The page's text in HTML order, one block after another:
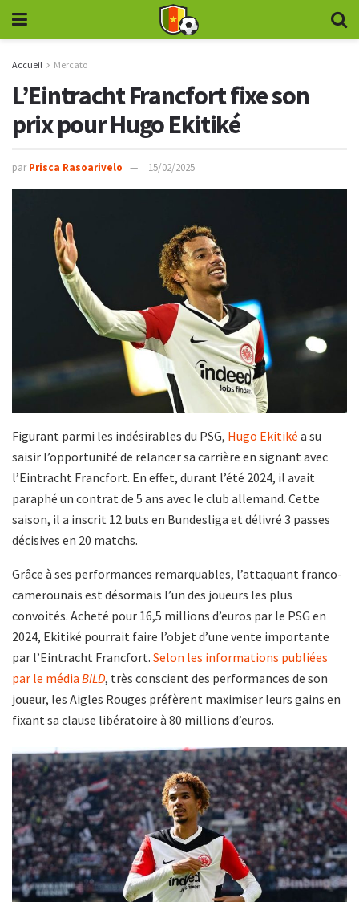
Accueil Mercato
L’Eintracht Francfort fixe son
prix pour Hugo Ekitiké
par Prisca Rasoarivelo 15/02/2025
Figurant parmi les indésirables du PSG, Hugo Ekitiké a su
saisir l’opportunité de relancer sa carrière en signant avec
l’Eintracht Francfort. En effet, durant l’été 2024, il avait
paraphé un contrat de 5 ans avec le club allemand. Cette
saison, il a inscrit 12 buts en Bundesliga et délivré 3 passes
décisives en 20 matchs.
Grâce à ses performances remarquables, l’attaquant franco-
camerounais est désormais l’un des joueurs les plus
convoités. Acheté pour 16,5 millions d’euros par le PSG en
2024, Ekitiké pourrait faire l’objet d’une vente importante
par l’Eintracht Francfort. Selon les informations publiées
par le média BILD, très conscient des performances de son
joueur, les Aigles Rouges préfèrent maximiser leurs gains en
fixant sa clause libératoire à 80 millions d’euros.